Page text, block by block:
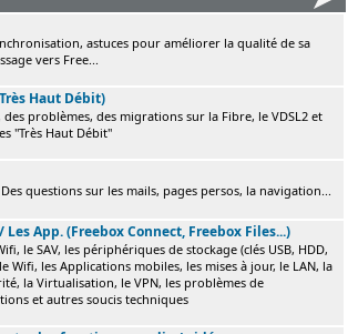
astuces pour améliorer la qualité de sa
vers Free...
Haut Débit)
problèmes, des migrations sur la Fibre, le VDSL2 et
"Très Haut Débit"
questions sur les mails, pages persos, la navigation...
Les App. (Freebox Connect, Freebox Files...)
le SAV, les périphériques de stockage (clés USB, HDD,
Wifi, les Applications mobiles, les mises à jour, le LAN, la
la Virtualisation, le VPN, les problèmes de
et autres soucis techniques